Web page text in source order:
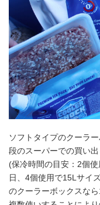
ソフトタイプのクーラ
段のスーパーでの買い出
(保冷時間の目安：2個
日、4個使用で15Lサイ
のクーラーボックスな